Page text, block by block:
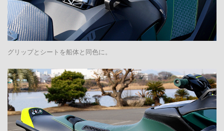
グリップとシートを船体と同色に。